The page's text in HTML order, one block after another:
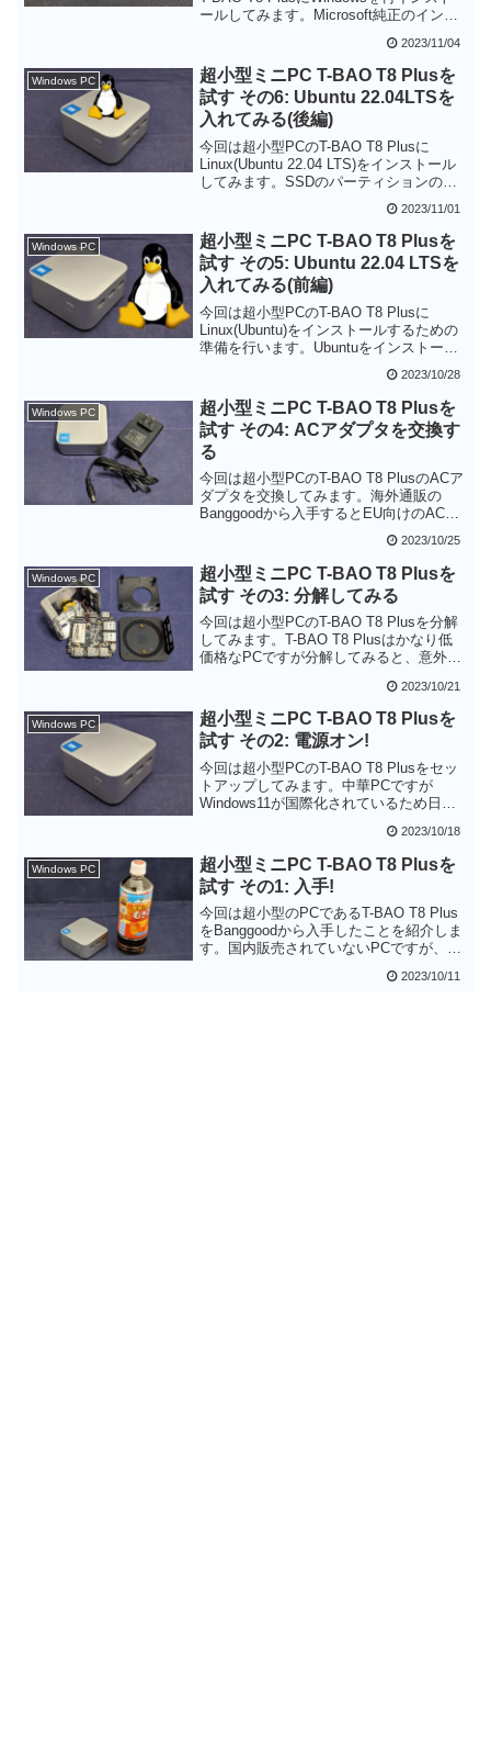
ールしてみます。Microsoft純正のインス
トール前に作成しておいた回復ドライブ
を試しましたが、いずれもWindows11
Proを再インストールできてライセンス認
証も問題ありませんでした。Linuxのイン
ストール前にいろいろバックアップして
おいたのですが、そんなことは不要で気
楽にLinuxをためそうです。
2023/11/04
Windows PC
超小型ミニPC T-BAO T8 Plusを
試す その6: Ubuntu 22.04LTSを
入れてみる(後編)
今回は超小型PCのT-BAO T8 Plusに
Linux(Ubuntu 22.04 LTS)をインストール
してみます。SSDのパーティションの変
とはスムーズにインストールできまし
た。Wi-FiもBluetoothも問題なく使えま
す。T-BAO T8 PlusはサブPCとしてLinux
端末を用意したいという方にもちょうど
良さそうです。
2023/11/01
Windows PC
超小型ミニPC T-BAO T8 Plusを
試す その5: Ubuntu 22.04 LTSを
入れてみる(前編)
今回は超小型PCのT-BAO T8 Plusに
Linux(Ubuntu)をインストールするための
準備を行います。Ubuntuをインストール
Windows 11 Proが消えてしまうのでしっ
かりとバックアップをとっておきましょ
う。またLinuxをインストールするための
インストール用USBメモリも作成してお
きます。
2023/10/28
Windows PC
超小型ミニPC T-BAO T8 Plusを
試す その4: ACアダプタを交換す
る
今回は超小型PCのT-BAO T8 PlusのACア
ダプタを交換してみます。海外通販の
Banggoodから入手するとEU向けのACプ
ラグが付属して、日本で使うためには変
換アダプタを介する必要があります。追
加の出費にはなりますがAmazonなどで上
位互換のACアダプタを入手することで、
直接コンセントにさせるようになるので
オススメです。
2023/10/25
Windows PC
超小型ミニPC T-BAO T8 Plusを
試す その3: 分解してみる
今回は超小型PCのT-BAO T8 Plusを分解
してみます。T-BAO T8 Plusはかなり低
価格なPCですが分解してみると、意外と
す。特に冷却ユニットは銅素材となって
いる点が好印象でした。
2023/10/21
Windows PC
超小型ミニPC T-BAO T8 Plusを
試す その2: 電源オン!
今回は超小型PCのT-BAO T8 Plusをセッ
トアップしてみます。中華PCですが
Windows11が国際化されているため日本
ベンチマークの結果も他のAlderLake
N100のPCと同等で低価格PCとしては良
好です。ただ、SSDがSATA接続なのでス
トレージに負荷がかかる用途に関しては
要注意と思います。
2023/10/18
Windows PC
超小型ミニPC T-BAO T8 Plusを
試す その1: 入手!
今回は超小型のPCであるT-BAO T8 Plus
をBanggoodから入手したことを紹介しま
す。国内販売されていないPCですが、技
がついていたり、取扱説明書に日本語ペ
2023/10/11